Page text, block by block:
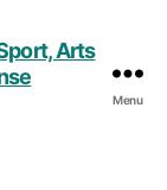
Menu